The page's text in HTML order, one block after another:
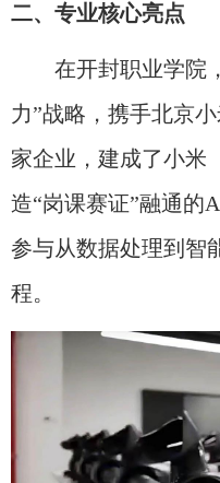
二、专业核心亮点
在开封职业学院
力”战略，携手北京
家企业，建成了小米
造“岗课赛证”融通的
参与从数据处理到智
程。